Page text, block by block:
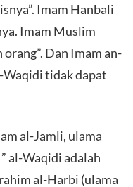
Imam Hanbali
Imam Muslim
Dan Imam an-
Waqidi tidak dapat
al-Jamli, ulama
al-Waqidi adalah
al-Harbi (ulama